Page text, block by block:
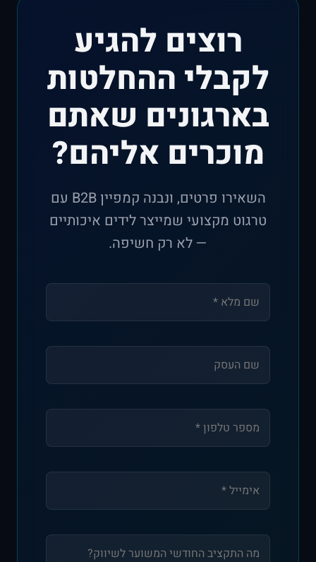
רוצים להגיע
לקבלי ההחלטות
בארגונים שאתם
מוכרים אליהם?
השאירו פרטים, ונבנה קמפיין B2B עם
טרגוט מקצועי שמייצר לידים איכותיים
— לא רק חשיפה.